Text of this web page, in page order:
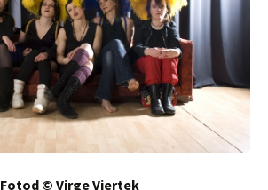
Fotod © Virge Viertek